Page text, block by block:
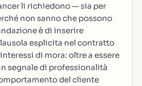
li richiedono — sia per
non sanno che possono
è di inserire
esplicita nel contratto
di mora: oltre a essere
segnale di professionalità
del cliente